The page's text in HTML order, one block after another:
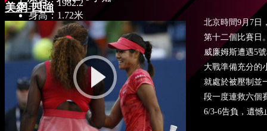
美網-四強生日：1982.2
身高：1.72米
體重：62公斤
世界排名：6
握拍：右手
北京時間9月7日
第十二個比賽日
威廉姆斯遭遇5
大戰準備充分的
就處於被壓制並
段一度連救六個
6/3-6告負，遺憾